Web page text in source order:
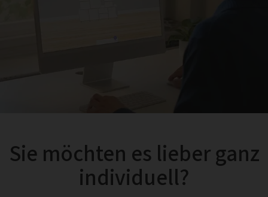
Sie möchten es lieber ganz
individuell?